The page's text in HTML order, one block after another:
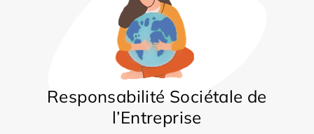
Responsabilité Sociétale de
l’Entreprise